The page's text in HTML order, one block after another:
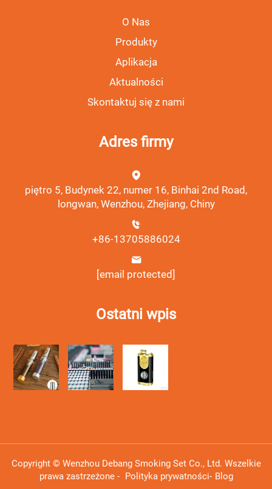
O Nas
Produkty
Aplikacja
Aktualności
Skontaktuj się z nami
Adres firmy
piętro 5, Budynek 22, numer 16, Binhai 2nd Road,
longwan, Wenzhou, Zhejiang, Chiny
+86-13705886024
[email protected]
Ostatni wpis
Copyright © Wenzhou Debang Smoking Set Co., Ltd. Wszelkie
prawa zastrzeżone - Polityka prywatności- Blog